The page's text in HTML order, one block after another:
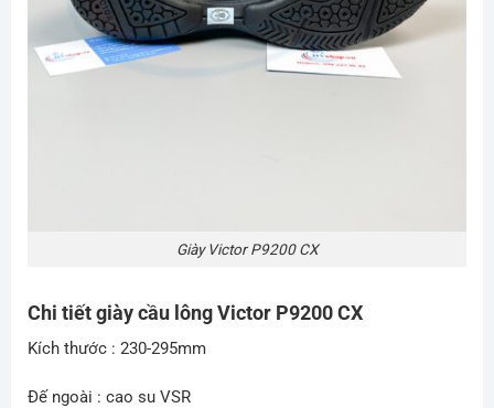
Giày Victor P9200 CX
Chi tiết giày cầu lông Victor P9200 CX
Kích thước : 230-295mm
Đế ngoài : cao su VSR